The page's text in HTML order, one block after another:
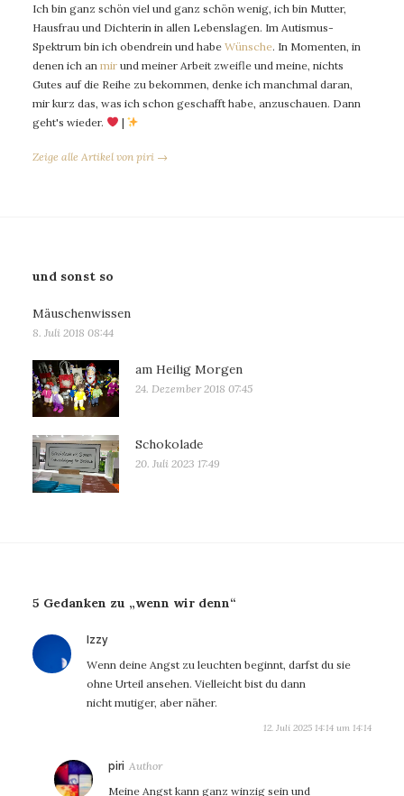
Ich bin ganz schön viel und ganz schön wenig, ich bin Mutter,
Hausfrau und Dichterin in allen Lebenslagen. Im Autismus-
Spektrum bin ich obendrein und habe Wünsche. In Momenten, in
denen ich an mir und meiner Arbeit zweifle und meine, nichts
Gutes auf die Reihe zu bekommen, denke ich manchmal daran,
mir kurz das, was ich schon geschafft habe, anzuschauen. Dann
geht's wieder.
|
Zeige alle Artikel von piri →
und sonst so
Mäuschenwissen
8. Juli 2018 08:44
am Heilig Morgen
24. Dezember 2018 07:45
Schokolade
20. Juli 2023 17:49
5 Gedanken zu „wenn wir denn“
Izzysagt:
Wenn deine Angst zu leuchten beginnt, darfst du sie
ohne Urteil ansehen. Vielleicht bist du dann
nicht mutiger, aber näher.
12. Juli 2025 14:14 um 14:14
piri sagt:
Meine Angst kann ganz winzig sein und